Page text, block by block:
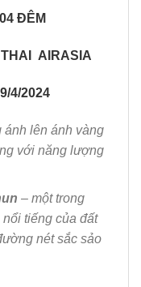
ĐÊM
THAI AIRASIA
4/2024
lên ánh vàng
với năng lượng
– một trong
tiếng của đất
ường nét sắc sảo